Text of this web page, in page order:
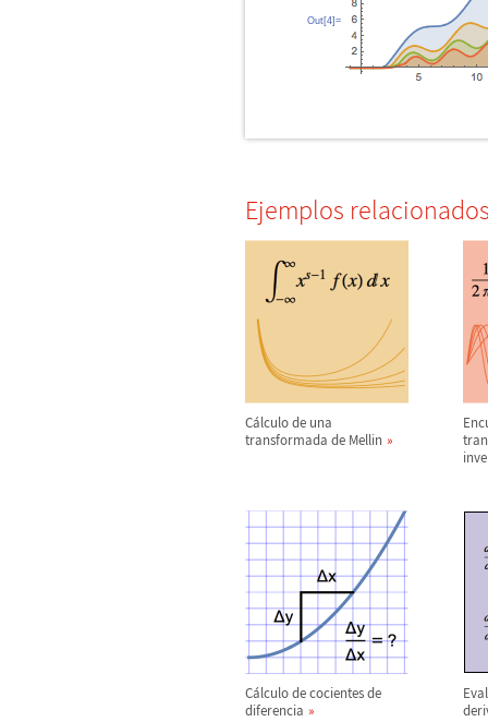
Out[4]=
Ejemplos
Cálculo de una
transformada de Mellin
Cálculo de cocientes de
diferencia